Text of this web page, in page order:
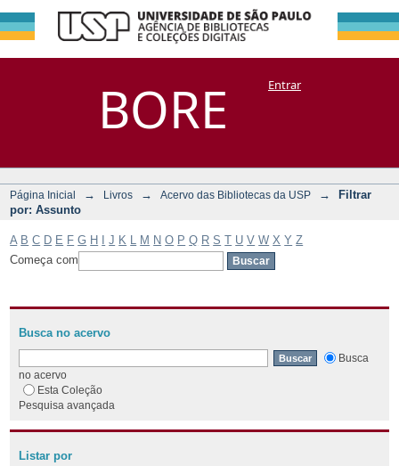
BORE
Filtrar por:
Assunto
DSpace/Manakin + CoriscoEntrar
Página Inicial → Livros → Acervo das Bibliotecas da USP →
Filtrar
por: Assunto
A B C D E F G H J K M N O P Q R S T U V W X Y Z
Começa com
Busca no acervo
Busca
no acervo
Esta Coleção
Pesquisa avançada
Listar por